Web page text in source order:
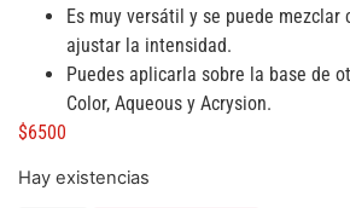
Es muy versátil y se puede mezclar
ajustar la intensidad.
Puedes aplicarla sobre la base de
Color, Aqueous y Acrysion.
$6500
Hay existencias